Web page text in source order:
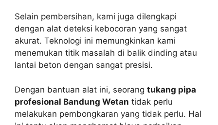
Selain pembersihan, kami juga dilengkapi
dengan alat deteksi kebocoran yang sangat
akurat. Teknologi ini memungkinkan kami
menemukan titik masalah di balik dinding atau
lantai beton dengan sangat presisi.
Dengan bantuan alat ini, seorang tukang pipa
profesional Bandung Wetan tidak perlu
melakukan pembongkaran yang tidak perlu. Hal